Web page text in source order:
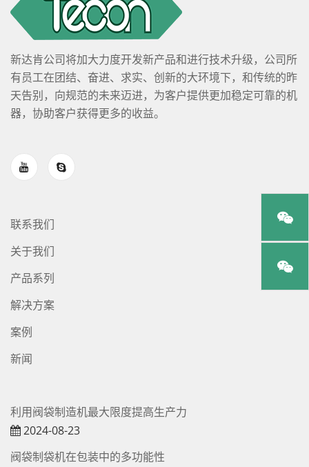
新达肯公司将加大力度开发新产品和进行技术升级，公司所
有员工在团结、奋进、求实、创新的大环境下，和传统的昨
天告别，向规范的未来迈进，为客户提供更加稳定可靠的机
器，协助客户获得更多的收益。
联系我们
关于我们
产品系列
解决方案
案例
新闻
利用阀袋制造机最大限度提高生产力
2024-08-23
阀袋制袋机在包装中的多功能性